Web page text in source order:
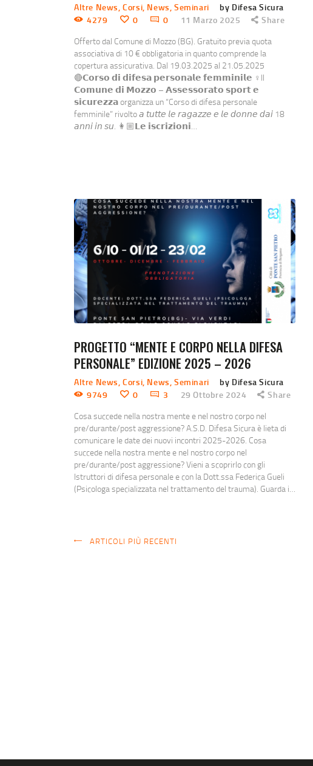
Altre News ,Corsi News ,Seminari
by Difesa Sicura
4279
0 0 11 Marzo 2025
Share
Offerto dal Comune di Mozzo (BG). Gratuito previa quota
associativa di 10 € obbligatoria in quanto comprende la
copertura assicurativa. Dal 19.03.2025 al 21.05.2025
🔴𝗖𝗼𝗿𝘀𝗼 𝗱𝗶 𝗱𝗶𝗳𝗲𝘀𝗮 𝗽𝗲𝗿𝘀𝗼𝗻𝗮𝗹𝗲 𝗳𝗲𝗺𝗺𝗶𝗻𝗶𝗹𝗲 ♀️Il
𝗖𝗼𝗺𝘂𝗻𝗲 𝗱𝗶 𝗠𝗼𝘇𝘇𝗼 – 𝗔𝘀𝘀𝗲𝘀𝘀𝗼𝗿𝗮𝘁𝗼 𝘀𝗽𝗼𝗿𝘁 𝗲
𝘀𝗶𝗰𝘂𝗿𝗲𝘇𝘇𝗮 organizza un “Corso di difesa personale
femminile” rivolto 𝘢 𝘵𝘶𝘵𝘵𝘦 𝘭𝘦 𝘳𝘢𝘨𝘢𝘻𝘻𝘦 𝘦 𝘭𝘦 𝘥𝘰𝘯𝘯𝘦 𝘥𝘢𝘪 18
𝘢𝘯𝘯𝘪 𝘪𝘯 𝘴𝘶. 👩🏼𝗟𝗲 𝗶𝘀𝗰𝗿𝗶𝘇𝗶𝗼𝗻𝗶…
PROGETTO “MENTE E CORPO NELLA DIFESA
PERSONALE” EDIZIONE 2025 – 2026
Altre News,Corsi, News,Seminari
by Difesa Sicura
9749
0 3 29 Ottobre 2024
Share
Cosa succede nella nostra mente e nel nostro corpo nel
pre/durante/post aggressione? A.S.D. Difesa Sicura è lieta di
comunicare le date dei nuovi incontri 2025-2026. Cosa
succede nella nostra mente e nel nostro corpo nel
pre/durante/post aggressione? Vieni a scoprirlo con gli
Istruttori di difesa personale e con la Dott.ssa Federica Gueli
(Psicologa specializzata nel trattamento del trauma). Guarda i…
ARTICOLI PIÙ RECENTI